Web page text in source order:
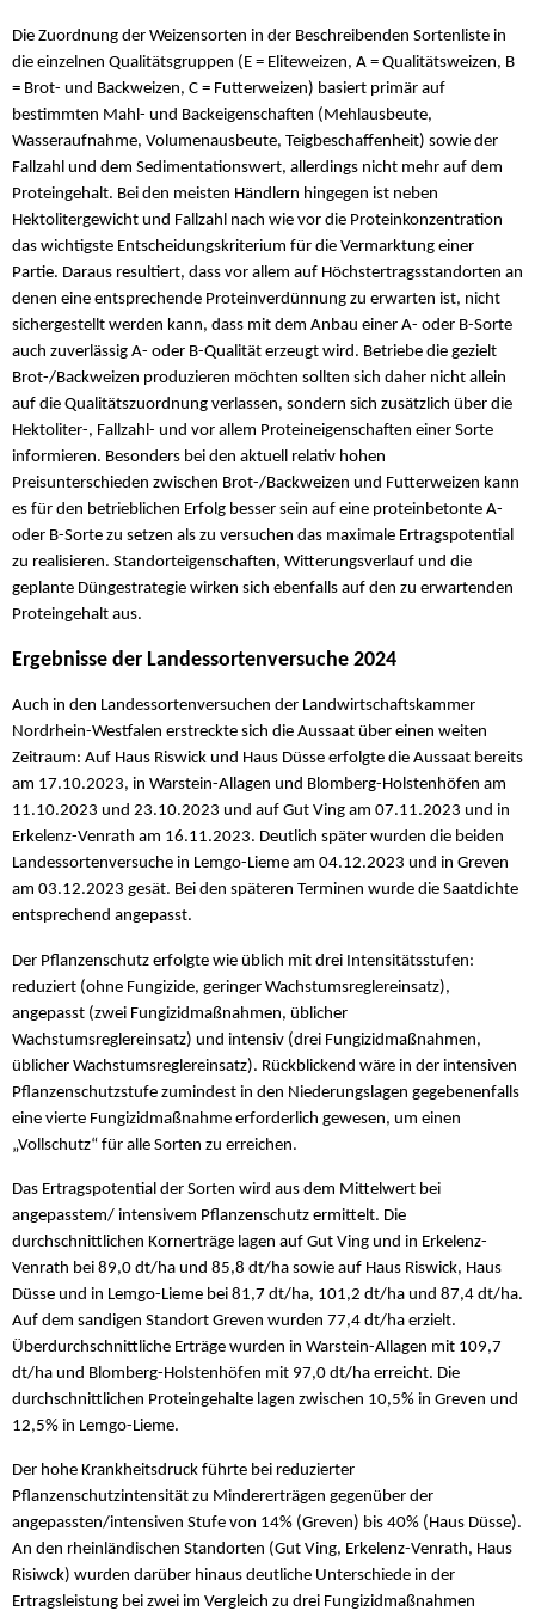
Die Zuordnung der Weizensorten in der Beschreibenden Sortenliste in
die einzelnen Qualitätsgruppen (E = Eliteweizen, A = Qualitätsweizen, B
= Brot- und Backweizen, C = Futterweizen) basiert primär auf
bestimmten Mahl- und Backeigenschaften (Mehlausbeute,
Wasseraufnahme, Volumenausbeute, Teigbeschaffenheit) sowie der
Fallzahl und dem Sedimentationswert, allerdings nicht mehr auf dem
Proteingehalt. Bei den meisten Händlern hingegen ist neben
Hektolitergewicht und Fallzahl nach wie vor die Proteinkonzentration
das wichtigste Entscheidungskriterium für die Vermarktung einer
Partie. Daraus resultiert, dass vor allem auf Höchstertragsstandorten an
denen eine entsprechende Proteinverdünnung zu erwarten ist, nicht
sichergestellt werden kann, dass mit dem Anbau einer A- oder B-Sorte
auch zuverlässig A- oder B-Qualität erzeugt wird. Betriebe die gezielt
Brot-/Backweizen produzieren möchten sollten sich daher nicht allein
auf die Qualitätszuordnung verlassen, sondern sich zusätzlich über die
Hektoliter-, Fallzahl- und vor allem Proteineigenschaften einer Sorte
informieren. Besonders bei den aktuell relativ hohen
Preisunterschieden zwischen Brot-/Backweizen und Futterweizen kann
es für den betrieblichen Erfolg besser sein auf eine proteinbetonte A-
oder B-Sorte zu setzen als zu versuchen das maximale Ertragspotential
zu realisieren. Standorteigenschaften, Witterungsverlauf und die
geplante Düngestrategie wirken sich ebenfalls auf den zu erwartenden
Proteingehalt aus.
Ergebnisse der Landessortenversuche 2024
Auch in den Landessortenversuchen der Landwirtschaftskammer
Nordrhein-Westfalen erstreckte sich die Aussaat über einen weiten
Zeitraum: Auf Haus Riswick und Haus Düsse erfolgte die Aussaat bereits
am 17.10.2023, in Warstein-Allagen und Blomberg-Holstenhöfen am
11.10.2023 und 23.10.2023 und auf Gut Ving am 07.11.2023 und in
Erkelenz-Venrath am 16.11.2023. Deutlich später wurden die beiden
Landessortenversuche in Lemgo-Lieme am 04.12.2023 und in Greven
am 03.12.2023 gesät. Bei den späteren Terminen wurde die Saatdichte
entsprechend angepasst.
Der Pflanzenschutz erfolgte wie üblich mit drei Intensitätsstufen:
reduziert (ohne Fungizide, geringer Wachstumsreglereinsatz),
angepasst (zwei Fungizidmaßnahmen, üblicher
Wachstumsreglereinsatz) und intensiv (drei Fungizidmaßnahmen,
üblicher Wachstumsreglereinsatz). Rückblickend wäre in der intensiven
Pflanzenschutzstufe zumindest in den Niederungslagen gegebenenfalls
eine vierte Fungizidmaßnahme erforderlich gewesen, um einen
„Vollschutz“ für alle Sorten zu erreichen.
Das Ertragspotential der Sorten wird aus dem Mittelwert bei
angepasstem/ intensivem Pflanzenschutz ermittelt. Die
durchschnittlichen Kornerträge lagen auf Gut Ving und in Erkelenz-
Venrath bei 89,0 dt/ha und 85,8 dt/ha sowie auf Haus Riswick, Haus
Düsse und in Lemgo-Lieme bei 81,7 dt/ha, 101,2 dt/ha und 87,4 dt/ha.
Auf dem sandigen Standort Greven wurden 77,4 dt/ha erzielt.
Überdurchschnittliche Erträge wurden in Warstein-Allagen mit 109,7
dt/ha und Blomberg-Holstenhöfen mit 97,0 dt/ha erreicht. Die
durchschnittlichen Proteingehalte lagen zwischen 10,5% in Greven und
12,5% in Lemgo-Lieme.
Der hohe Krankheitsdruck führte bei reduzierter
Pflanzenschutzintensität zu Mindererträgen gegenüber der
angepassten/intensiven Stufe von 14% (Greven) bis 40% (Haus Düsse).
An den rheinländischen Standorten (Gut Ving, Erkelenz-Venrath, Haus
Risiwck) wurden darüber hinaus deutliche Unterschiede in der
Ertragsleistung bei zwei im Vergleich zu drei Fungizidmaßnahmen